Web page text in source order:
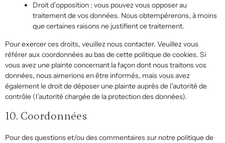
Droit d’opposition : vous pouvez vous opposer au
traitement de vos données. Nous obtempérerons, à moins
que certaines raisons ne justifient ce traitement.
Pour exercer ces droits, veuillez nous contacter. Veuillez vous
référer aux coordonnées au bas de cette politique de cookies. Si
vous avez une plainte concernant la façon dont nous traitons vos
données, nous aimerions en être informés, mais vous avez
également le droit de déposer une plainte auprès de l’autorité de
contrôle (l’autorité chargée de la protection des données).
10. Coordonnées
Pour des questions et/ou des commentaires sur notre politique de